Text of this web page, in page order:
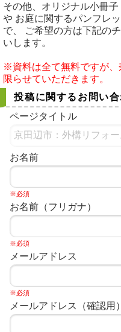
その他、オリジナル小冊子
や お庭に関するパンフレ
で、 ご希望の方は下記の
いします。
※資料は全て無料ですが、
限らせていただきます。
投稿に関するお問い
ページタイトル
お名前
※必須
お名前（フリガナ）
※必須
メールアドレス
※必須
メールアドレス（確認用）